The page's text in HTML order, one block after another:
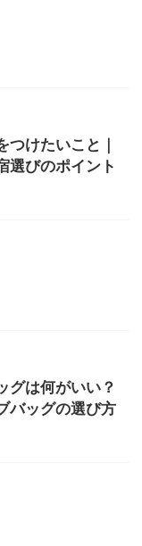
けたいこと｜
選びのポイント
グは何がいい？
バッグの選び方